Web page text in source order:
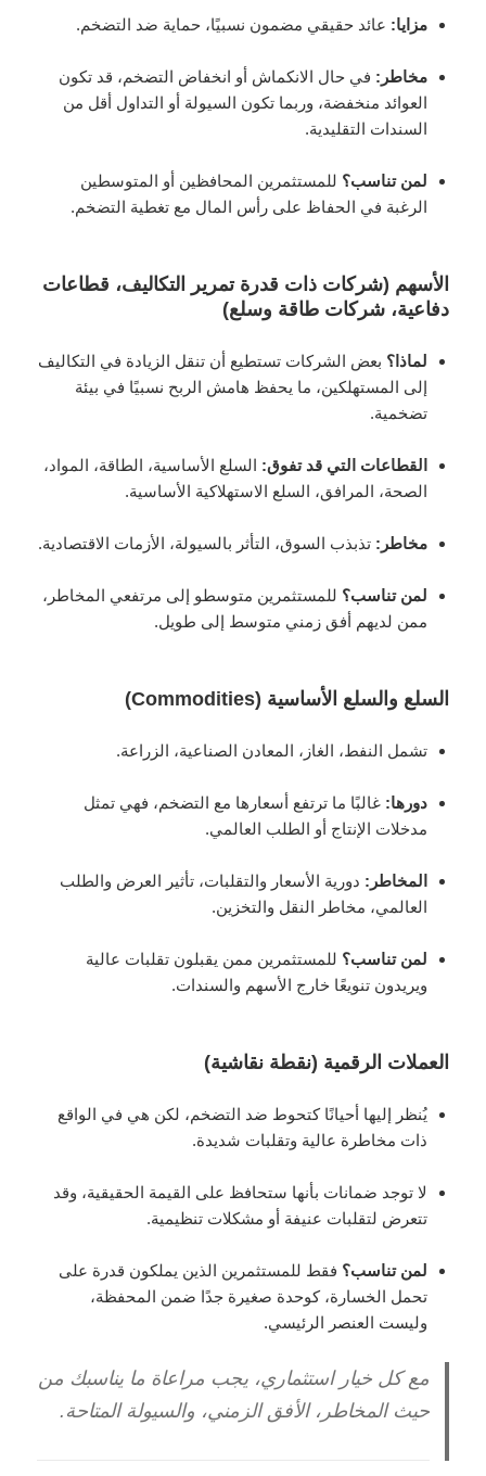
مزايا: عائد حقيقي مضمون نسبيًا، حماية ضد التضخم.
مخاطر: في حال الانكماش أو انخفاض التضخم، قد تكون
العوائد منخفضة، وربما تكون السيولة أو التداول أقل من
السندات التقليدية.
لمن تناسب؟ للمستثمرين المحافظين أو المتوسطين
الرغبة في الحفاظ على رأس المال مع تغطية التضخم.
الأسهم (شركات ذات قدرة تمرير التكاليف، قطاعات
دفاعية، شركات طاقة وسلع)
لماذا؟ بعض الشركات تستطيع أن تنقل الزيادة في التكاليف
إلى المستهلكين، ما يحفظ هامش الربح نسبيًا في بيئة
تضخمية.
القطاعات التي قد تفوق: السلع الأساسية، الطاقة، المواد،
الصحة، المرافق، السلع الاستهلاكية الأساسية.
مخاطر: تذبذب السوق، التأثر بالسيولة، الأزمات الاقتصادية.
لمن تناسب؟ للمستثمرين متوسطو إلى مرتفعي المخاطر،
ممن لديهم أفق زمني متوسط إلى طويل.
السلع والسلع الأساسية (Commodities)
تشمل النفط، الغاز، المعادن الصناعية، الزراعة.
دورها: غالبًا ما ترتفع أسعارها مع التضخم، فهي تمثل
مدخلات الإنتاج أو الطلب العالمي.
المخاطر: دورية الأسعار والتقلبات، تأثير العرض والطلب
العالمي، مخاطر النقل والتخزين.
لمن تناسب؟ للمستثمرين ممن يقبلون تقلبات عالية
ويريدون تنويعًا خارج الأسهم والسندات.
العملات الرقمية (نقطة نقاشية)
يُنظر إليها أحيانًا كتحوط ضد التضخم، لكن هي في الواقع
ذات مخاطرة عالية وتقلبات شديدة.
لا توجد ضمانات بأنها ستحافظ على القيمة الحقيقية، وقد
تتعرض لتقلبات عنيفة أو مشكلات تنظيمية.
لمن تناسب؟ فقط للمستثمرين الذين يملكون قدرة على
تحمل الخسارة، كوحدة صغيرة جدًا ضمن المحفظة،
وليست العنصر الرئيسي.
مع كل خيار استثماري، يجب مراعاة ما يناسبك من
حيث المخاطر، الأفق الزمني، والسيولة المتاحة .